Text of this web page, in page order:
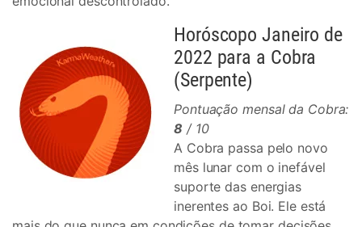
Horóscopo Janeiro de
2022 para a Cobra
(Serpente)
Pontuação mensal da Cobra:
8 / 10
A Cobra passa pelo novo
mês lunar com o inefável
suporte das energias
inerentes ao Boi. Ele está